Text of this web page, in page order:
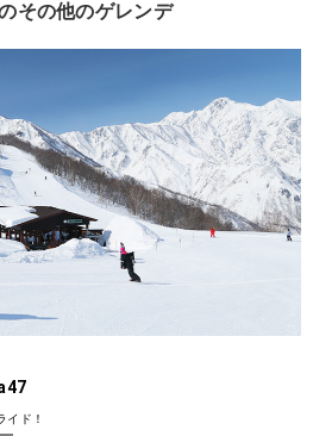
その他のゲレンデ
イド！